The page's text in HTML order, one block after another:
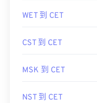
WET 到 CET
CST 到 CET
MSK 到 CET
NST 到 CET